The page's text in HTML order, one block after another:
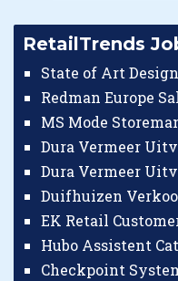
RetailTrends
State of Art
Redman Europe
MS Mode
Dura Vermeer
Dura Vermeer
Duifhuizen
EK Retail
Hubo Assistent